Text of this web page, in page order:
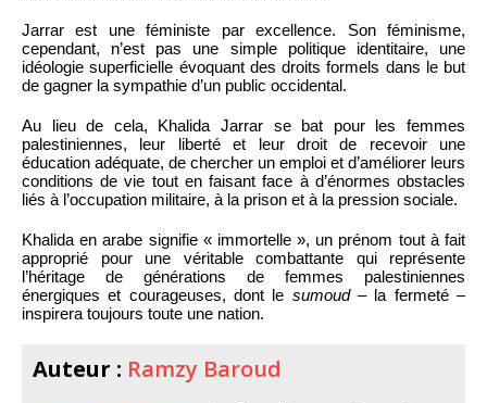
Jarrar est une féministe par excellence. Son féminisme,
cependant, n’est pas une simple politique identitaire, une
idéologie superficielle évoquant des droits formels dans le but
de gagner la sympathie d’un public occidental.
Au lieu de cela, Khalida Jarrar se bat pour les femmes
palestiniennes, leur liberté et leur droit de recevoir une
éducation adéquate, de chercher un emploi et d’améliorer leurs
conditions de vie tout en faisant face à d’énormes obstacles
liés à l’occupation militaire, à la prison et à la pression sociale.
Khalida en arabe signifie « immortelle », un prénom tout à fait
approprié pour une véritable combattante qui représente
l’héritage de générations de femmes palestiniennes
énergiques et courageuses, dont le sumoud– la fermeté –
inspirera toujours toute une nation.
Auteur : Ramzy Baroud